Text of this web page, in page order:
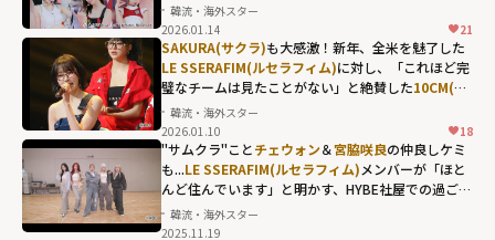
韓流・海外スター
2026.01.14
21
SAKURA(サクラ)も大感激！新年、全米を魅了した
LE SSERAFIM(ルセラフィム)に対し、「これほど完
璧なチームは見たことがない」と絶賛した10CM(シ
プセンチ)の言葉とは？
韓流・海外スター
2026.01.10
18
"サムクラ"ことチェウォン＆宮脇咲良の仲良しケミ
も...LE SSERAFIM(ルセラフィム)メンバーが「ほと
んど住んでいます」と明かす、HYBE社屋での過ごし
方韓流・海外スター
2025.11.19